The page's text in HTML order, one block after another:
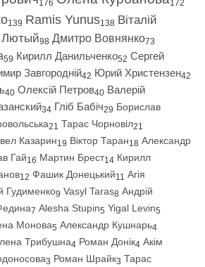
176 172
139 Ramis Yunus138 Віталій
Лютый98 Дмитро Вовнянко73
59 Кирилл Данильченко52 Сергей
Завгородній42 Юрий Христензен42
40 Олексій Петров40 Валерій
34 Гліб Бабіч29 Борислав
21 Тарас Чорновіл21
Казарин19 Віктор Таран18 Александр
Гай16 Мартин Брест14 Кирилл
12 Фашик Донецький11 Агія
Гудименко9 Vasyl Taras8 Андрій
7 Alesha Stupin5 Yigal Levin5
Монова5 Александр Кушнарь4
Трибушна4 Роман Донік4 Акім
3 Роман Шрайк3 Тарас